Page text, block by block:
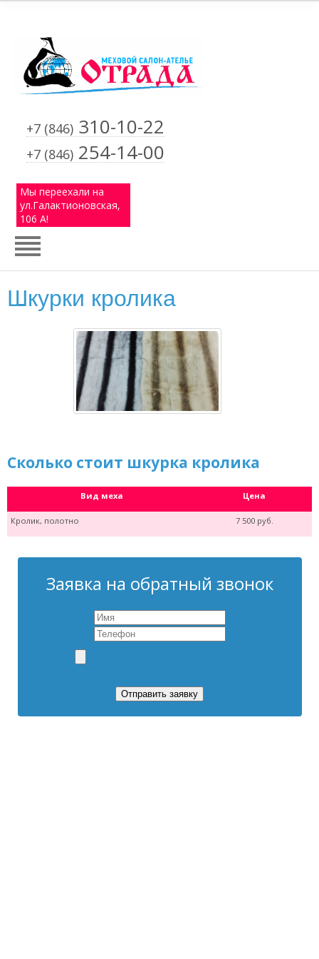
+7 (846) 310-10-22
+7 (846) 254-14-00
Мы переехали на
ул.Галактионовская,
106 А!
Шкурки кролика
Сколько стоит шкурка кролика
Вид меха Цена
Кролик, полотно 7 500 руб.
Заявка на обратный звонок